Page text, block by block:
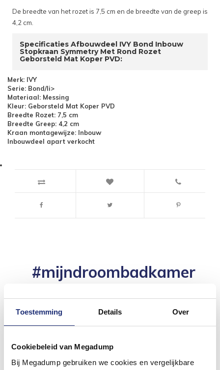
Toestemming Details Over
Cookiebeleid van Megadump
Bij Megadump gebruiken we cookies en vergelijkbare
De breedte van het rozet is 7,5 cm en de breedte van de greep is
4,2 cm.
Specificaties Afbouwdeel IVY Bond Inbouw
Stopkraan Symmetry Met Rond Rozet
Geborsteld Mat Koper PVD:
Merk: IVY
Serie: Bond/li>
Materiaal: Messing
Kleur: Geborsteld Mat Koper PVD
Breedte Rozet: 7,5 cm
Breedte Greep: 4,2 cm
Kraan montagewijze: Inbouw
Inbouwdeel apart verkocht
#mijndroombadkamer
badkamer op Instagram met #mijndroombadkamer
inspirerende omgeving vol met unieke